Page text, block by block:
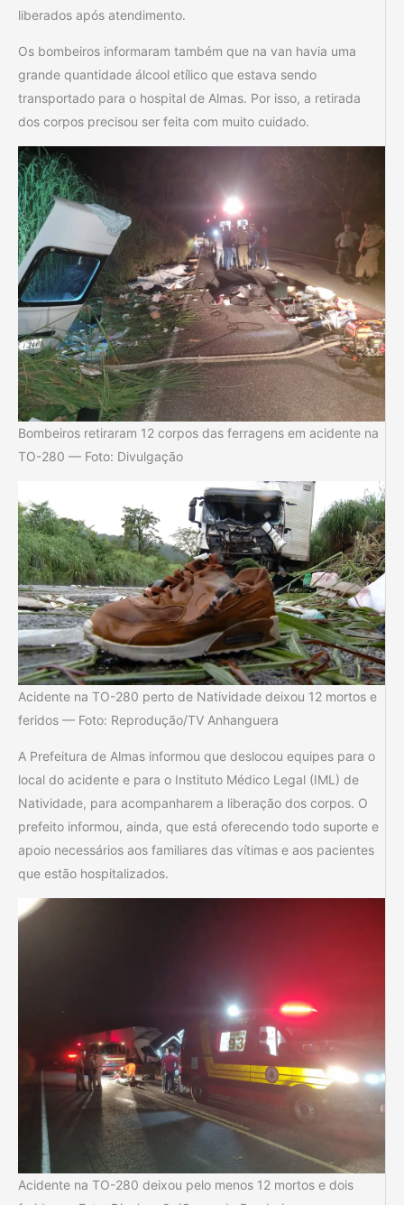
liberados após atendimento.
Os bombeiros informaram também que na van havia uma
grande quantidade álcool etílico que estava sendo
transportado para o hospital de Almas. Por isso, a retirada
dos corpos precisou ser feita com muito cuidado.
Bombeiros retiraram 12 corpos das ferragens em acidente na
TO-280 — Foto: Divulgação
Acidente na TO-280 perto de Natividade deixou 12 mortos e
feridos — Foto: Reprodução/TV Anhanguera
A Prefeitura de Almas informou que deslocou equipes para o
local do acidente e para o Instituto Médico Legal (IML) de
Natividade, para acompanharem a liberação dos corpos. O
prefeito informou, ainda, que está oferecendo todo suporte e
apoio necessários aos familiares das vítimas e aos pacientes
que estão hospitalizados.
Acidente na TO-280 deixou pelo menos 12 mortos e dois